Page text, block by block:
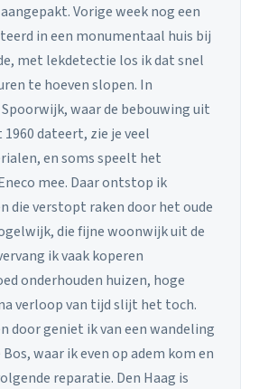
Vorige week nog een
in een monumentaal huis bij
met lekdetectie los ik dat snel
te hoeven slopen. In
waar de bebouwing uit
dateert, zie je veel
en soms speelt het
mee. Daar ontstop ik
die verstopt raken door het oude
die fijne woonwijk uit de
ik vaak koperen
onderhouden huizen, hoge
verloop van tijd slijt het toch.
door geniet ik van een wandeling
waar ik even op adem kom en
reparatie. Den Haag is